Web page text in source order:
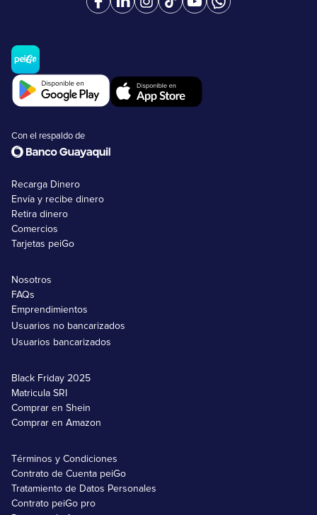
Con el respaldo de
Recarga Dinero
Envía y recibe dinero
Retira dinero
Comercios
Tarjetas peiGo
Nosotros
FAQs
Emprendimientos
Usuarios no bancarizados
Usuarios bancarizados
Black Friday 2025
Matricula SRI
Comprar en Shein
Comprar en Amazon
Términos y Condiciones
Contrato de Cuenta peiGo
Tratamiento de Datos Personales
Contrato peiGo pro